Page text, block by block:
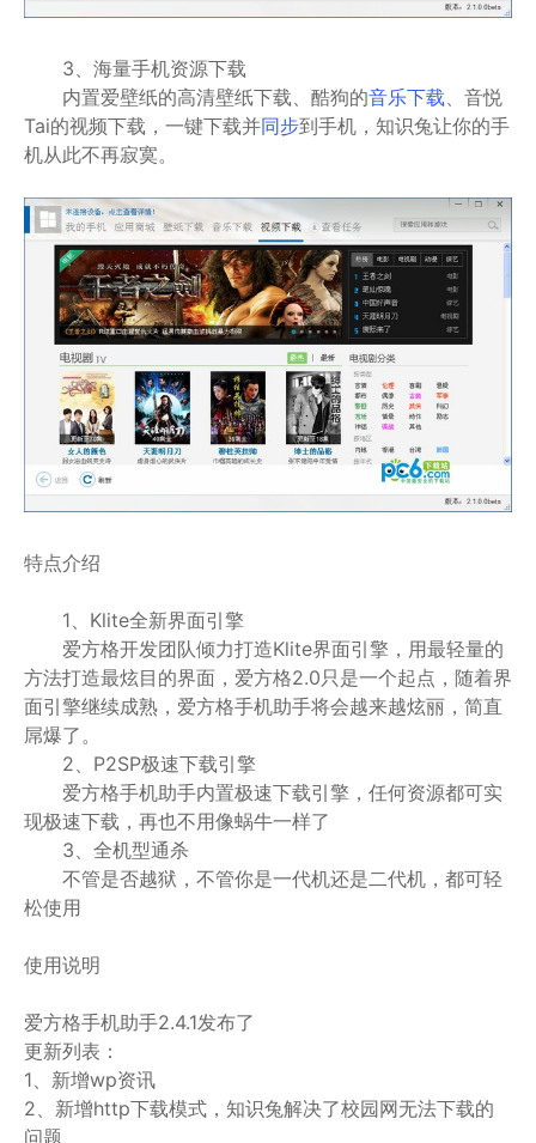
3、海量手机资源下载
内置爱壁纸的高清壁纸下载、酷狗的音乐下载、音悦
Tai的视频下载，一键下载并同步到手机，知识兔让你的手
机从此不再寂寞。
特点介绍
1、Klite全新界面引擎
爱方格开发团队倾力打造Klite界面引擎，用最轻量的
方法打造最炫目的界面，爱方格2.0只是一个起点，随着界
面引擎继续成熟，爱方格手机助手将会越来越炫丽，简直
屌爆了。
2、P2SP极速下载引擎
爱方格手机助手内置极速下载引擎，任何资源都可实
现极速下载，再也不用像蜗牛一样了
3、全机型通杀
不管是否越狱，不管你是一代机还是二代机，都可轻
松使用
使用说明
爱方格手机助手2.4.1发布了
更新列表：
1、新增wp资讯
2、新增http下载模式，知识兔解决了校园网无法下载的
问题